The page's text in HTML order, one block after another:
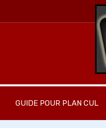
GUIDE POUR PLAN CUL